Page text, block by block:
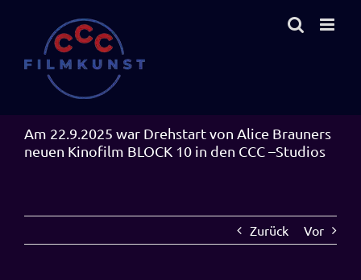
springen
Am 22.9.2025 war Drehstart von Alice Brauners
neuen Kinofilm BLOCK 10 in den CCC –Studios
Zurück Vor